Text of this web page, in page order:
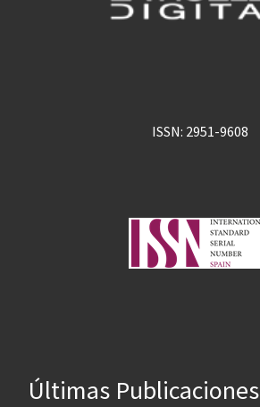
ISSN: 2951-9608
Últimas Publicaciones